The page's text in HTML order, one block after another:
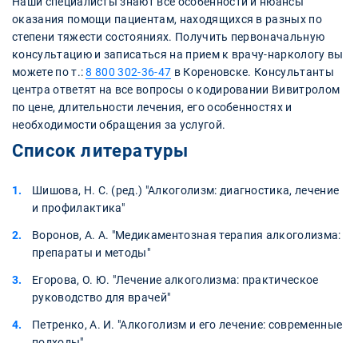
оказания помощи пациентам, находящихся в разных по
степени тяжести состояниях. Получить первоначальную
консультацию и записаться на прием к врачу-наркологу вы
можете по т.:8 800 302-36-47 в Кореновске. Консультанты
центра ответят на все вопросы о кодировании Вивитролом
по цене, длительности лечения, его особенностях и
необходимости обращения за услугой.
Список литературы
Шишова, Н. С. (ред.) "Алкоголизм: диагностика, лечение
и профилактика"
Воронов, А. А. "Медикаментозная терапия алкоголизма:
препараты и методы"
Егорова, О. Ю. "Лечение алкоголизма: практическое
руководство для врачей"
Петренко, А. И. "Алкоголизм и его лечение: современные